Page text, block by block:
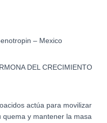
– Mexico
DEL CRECIMIENTO
actúa para movilizar
y mantener la masa